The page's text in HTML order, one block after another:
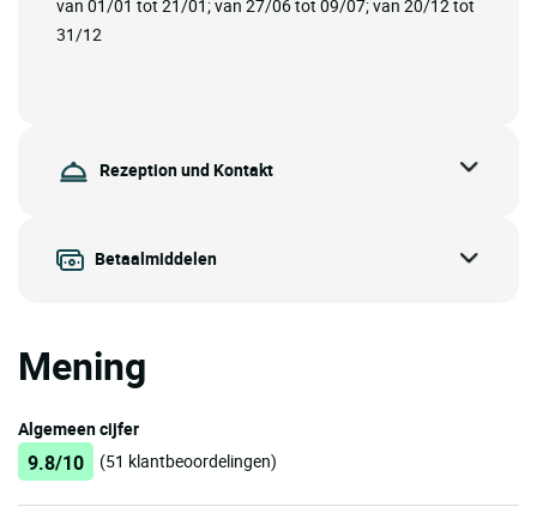
van 01/01 tot 21/01; van 27/06 tot 09/07; van 20/12 tot
31/12
Rezeption und Kontakt
Betaalmiddelen
Mening
Algemeen cijfer
9.8/10 (51 klantbeoordelingen)